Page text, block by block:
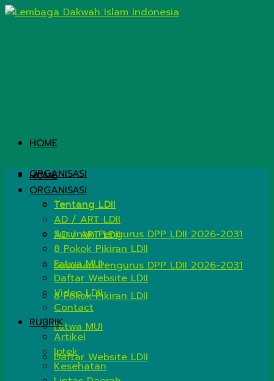
HOME
ORGANISASI
Tentang LDII
AD / ART LDII
Susunan Pengurus DPP LDII 2026-2031
8 Pokok Pikiran LDII
Fatwa MUI
Daftar Website LDII
HOME
ORGANISASI
Tentang LDII
AD / ART LDII
Susunan Pengurus DPP LDII 2026-2031
8 Pokok Pikiran LDII
Fatwa MUI
Daftar Website LDII
Video LDII
Contact
RUBRIK
Artikel
Iptek
Kesehatan